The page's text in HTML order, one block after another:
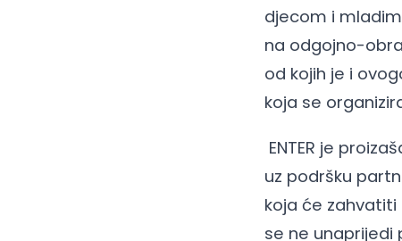
djecom i
na odgojno-
od kojih je i
koja se
ENTER je
uz podršku
koja će
se ne unaprijedi